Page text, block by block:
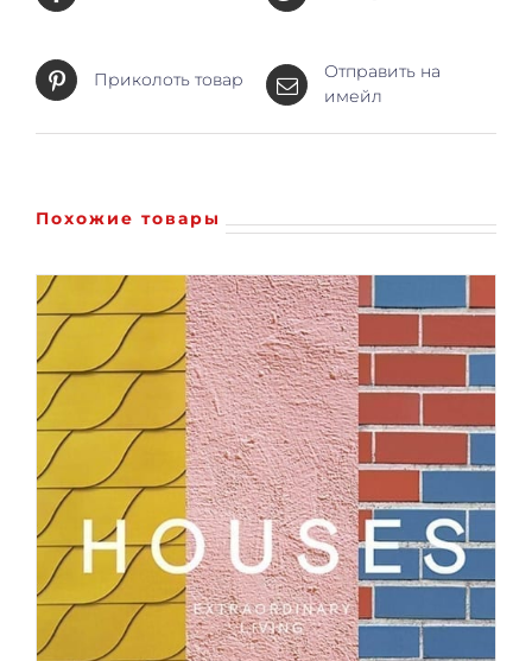
Приколоть товар
Отправить на
имейл
Похожие товары